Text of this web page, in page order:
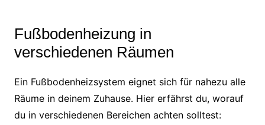
Fußbodenheizung in
verschiedenen Räumen
Ein Fußbodenheizsystem eignet sich für nahezu alle
Räume in deinem Zuhause. Hier erfährst du, worauf
du in verschiedenen Bereichen achten solltest: